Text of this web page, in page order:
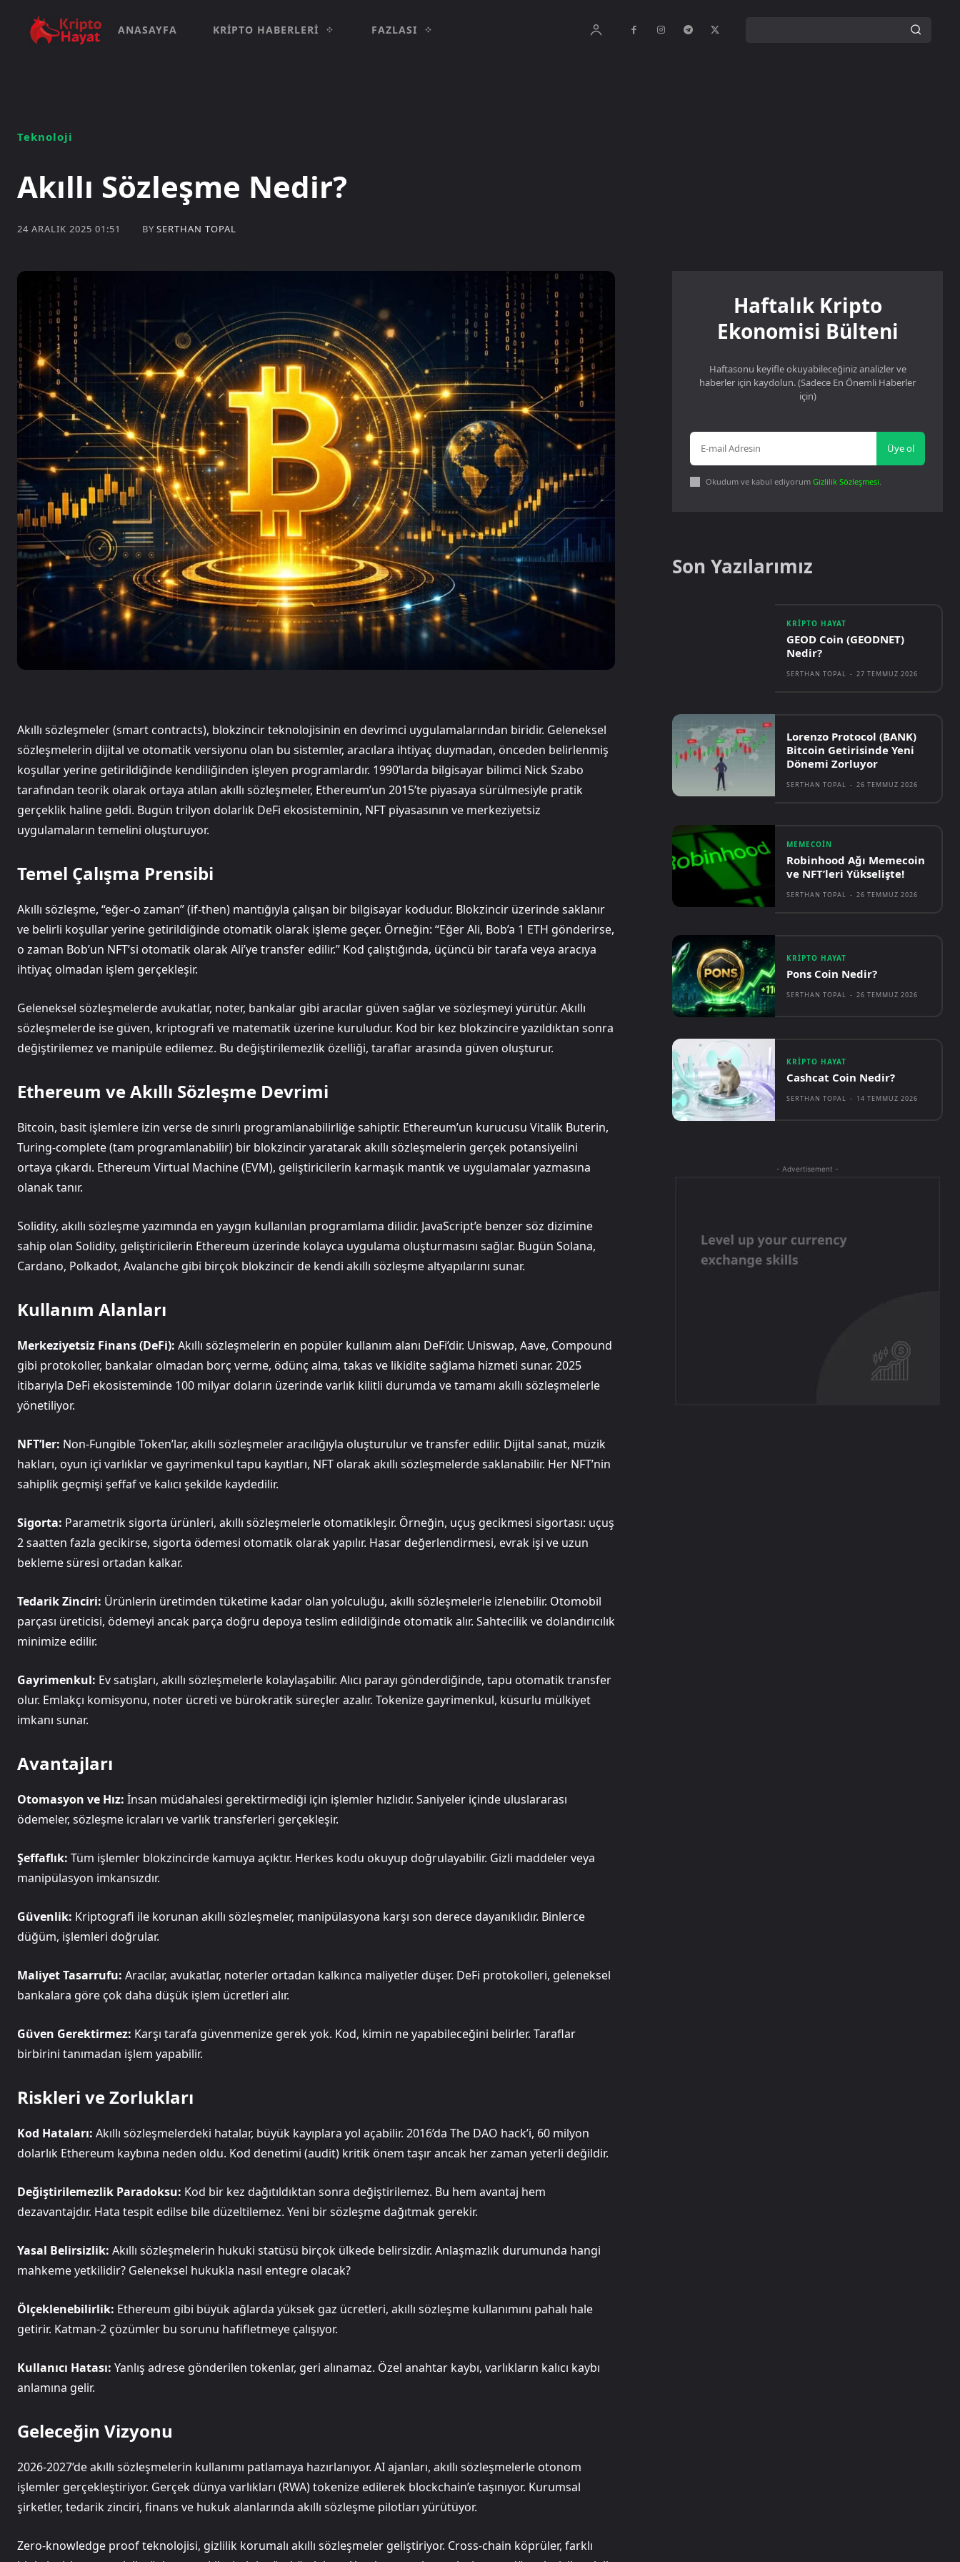
ANASAYFA KRIPTO HABERLERI FAZLASI
Teknoloji
Akıllı Sözleşme Nedir?
24 ARALIK 2025 01:51 BY SERTHAN TOPAL
Akıllı sözleşmeler (smart contracts), blokzincir teknolojisinin en devrimci uygulamalarından biridir. Geleneksel
sözleşmelerin dijital ve otomatik versiyonu olan bu sistemler, aracılara ihtiyaç duymadan, önceden belirlenmiş
koşullar yerine getirildiğinde kendiliğinden işleyen programlardır. 1990’larda bilgisayar bilimci Nick Szabo
tarafından teorik olarak ortaya atılan akıllı sözleşmeler, Ethereum’un 2015’te piyasaya sürülmesiyle pratik
gerçeklik haline geldi. Bugün trilyon dolarlık DeFi ekosisteminin, NFT piyasasının ve merkeziyetsiz
uygulamaların temelini oluşturuyor.
Temel Çalışma Prensibi
Akıllı sözleşme, “eğer-o zaman” (if-then) mantığıyla çalışan bir bilgisayar kodudur. Blokzincir üzerinde saklanır
ve belirli koşullar yerine getirildiğinde otomatik olarak işleme geçer. Örneğin: “Eğer Ali, Bob’a 1 ETH gönderirse,
o zaman Bob’un NFT’si otomatik olarak Ali’ye transfer edilir.” Kod çalıştığında, üçüncü bir tarafa veya aracıya
ihtiyaç olmadan işlem gerçekleşir.
Geleneksel sözleşmelerde avukatlar, noter, bankalar gibi aracılar güven sağlar ve sözleşmeyi yürütür. Akıllı
sözleşmelerde ise güven, kriptografi ve matematik üzerine kuruludur. Kod bir kez blokzincire yazıldıktan sonra
değiştirilemez ve manipüle edilemez. Bu değiştirilemezlik özelliği, taraflar arasında güven oluşturur.
Ethereum ve Akıllı Sözleşme Devrimi
Bitcoin, basit işlemlere izin verse de sınırlı programlanabilirliğe sahiptir. Ethereum’un kurucusu Vitalik Buterin,
Turing-complete (tam programlanabilir) bir blokzincir yaratarak akıllı sözleşmelerin gerçek potansiyelini
ortaya çıkardı. Ethereum Virtual Machine (EVM), geliştiricilerin karmaşık mantık ve uygulamalar yazmasına
olanak tanır.
Solidity, akıllı sözleşme yazımında en yaygın kullanılan programlama dilidir. JavaScript’e benzer söz dizimine
sahip olan Solidity, geliştiricilerin Ethereum üzerinde kolayca uygulama oluşturmasını sağlar. Bugün Solana,
Cardano, Polkadot, Avalanche gibi birçok blokzincir de kendi akıllı sözleşme altyapılarını sunar.
Kullanım Alanları
Merkeziyetsiz Finans (DeFi): Akıllı sözleşmelerin en popüler kullanım alanı DeFi’dir. Uniswap, Aave, Compound
gibi protokoller, bankalar olmadan borç verme, ödünç alma, takas ve likidite sağlama hizmeti sunar. 2025
itibarıyla DeFi ekosisteminde 100 milyar doların üzerinde varlık kilitli durumda ve tamamı akıllı sözleşmelerle
yönetiliyor.
NFT’ler: Non-Fungible Token’lar, akıllı sözleşmeler aracılığıyla oluşturulur ve transfer edilir. Dijital sanat, müzik
hakları, oyun içi varlıklar ve gayrimenkul tapu kayıtları, NFT olarak akıllı sözleşmelerde saklanabilir. Her NFT’nin
sahiplik geçmişi şeffaf ve kalıcı şekilde kaydedilir.
Sigorta: Parametrik sigorta ürünleri, akıllı sözleşmelerle otomatikleşir. Örneğin, uçuş gecikmesi sigortası: uçuş
2 saatten fazla gecikirse, sigorta ödemesi otomatik olarak yapılır. Hasar değerlendirmesi, evrak işi ve uzun
bekleme süresi ortadan kalkar.
Tedarik Zinciri: Ürünlerin üretimden tüketime kadar olan yolculuğu, akıllı sözleşmelerle izlenebilir. Otomobil
parçası üreticisi, ödemeyi ancak parça doğru depoya teslim edildiğinde otomatik alır. Sahtecilik ve dolandırıcılık
minimize edilir.
Gayrimenkul: Ev satışları, akıllı sözleşmelerle kolaylaşabilir. Alıcı parayı gönderdiğinde, tapu otomatik transfer
olur. Emlakçı komisyonu, noter ücreti ve bürokratik süreçler azalır. Tokenize gayrimenkul, küsurlu mülkiyet
imkanı sunar.
Avantajları
Otomasyon ve Hız: İnsan müdahalesi gerektirmediği için işlemler hızlıdır. Saniyeler içinde uluslararası
ödemeler, sözleşme icraları ve varlık transferleri gerçekleşir.
Şeffaflık: Tüm işlemler blokzincirde kamuya açıktır. Herkes kodu okuyup doğrulayabilir. Gizli maddeler veya
manipülasyon imkansızdır.
Güvenlik: Kriptografi ile korunan akıllı sözleşmeler, manipülasyona karşı son derece dayanıklıdır. Binlerce
düğüm, işlemleri doğrular.
Maliyet Tasarrufu: Aracılar, avukatlar, noterler ortadan kalkınca maliyetler düşer. DeFi protokolleri, geleneksel
bankalara göre çok daha düşük işlem ücretleri alır.
Güven Gerektirmez: Karşı tarafa güvenmenize gerek yok. Kod, kimin ne yapabileceğini belirler. Taraflar
birbirini tanımadan işlem yapabilir.
Riskleri ve Zorlukları
Kod Hataları: Akıllı sözleşmelerdeki hatalar, büyük kayıplara yol açabilir. 2016’da The DAO hack’i, 60 milyon
dolarlık Ethereum kaybına neden oldu. Kod denetimi (audit) kritik önem taşır ancak her zaman yeterli değildir.
Değiştirilemezlik Paradoksu: Kod bir kez dağıtıldıktan sonra değiştirilemez. Bu hem avantaj hem
dezavantajdır. Hata tespit edilse bile düzeltilemez. Yeni bir sözleşme dağıtmak gerekir.
Yasal Belirsizlik: Akıllı sözleşmelerin hukuki statüsü birçok ülkede belirsizdir. Anlaşmazlık durumunda hangi
mahkeme yetkilidir? Geleneksel hukukla nasıl entegre olacak?
Ölçeklenebilirlik: Ethereum gibi büyük ağlarda yüksek gaz ücretleri, akıllı sözleşme kullanımını pahalı hale
getirir. Katman-2 çözümler bu sorunu hafifletmeye çalışıyor.
Kullanıcı Hatası: Yanlış adrese gönderilen tokenlar, geri alınamaz. Özel anahtar kaybı, varlıkların kalıcı kaybı
anlamına gelir.
Geleceğin Vizyonu
2026-2027’de akıllı sözleşmelerin kullanımı patlamaya hazırlanıyor. AI ajanları, akıllı sözleşmelerle otonom
işlemler gerçekleştiriyor. Gerçek dünya varlıkları (RWA) tokenize edilerek blockchain’e taşınıyor. Kurumsal
şirketler, tedarik zinciri, finans ve hukuk alanlarında akıllı sözleşme pilotları yürütüyor.
Zero-knowledge proof teknolojisi, gizlilik korumalı akıllı sözleşmeler geliştiriyor. Cross-chain köprüler, farklı
Haftalık Kripto
Ekonomisi Bülteni
Haftasonu keyifle okuyabileceğiniz analizler ve
haberler için kaydolun. (Sadece En Önemli Haberler
için)
Üye ol
Okudum ve kabul ediyorumGizlilik Sözleşmesi.
Son Yazılarımız
KRIPTO HAYAT
GEOD Coin (GEODNET)
Nedir?
SERTHAN TOPAL - 27 TEMMUZ 2026
Lorenzo Protocol (BANK)
Bitcoin Getirisinde Yeni
Dönemi Zorluyor
SERTHAN TOPAL - 26 TEMMUZ 2026
MEMECOIN
Robinhood Ağı Memecoin
ve NFT’leri Yükselişte!
SERTHAN TOPAL - 26 TEMMUZ 2026
KRIPTO HAYAT
Pons Coin Nedir?
SERTHAN TOPAL - 26 TEMMUZ 2026
KRIPTO HAYAT
Cashcat Coin Nedir?
SERTHAN TOPAL - 14 TEMMUZ 2026
- Advertisement -